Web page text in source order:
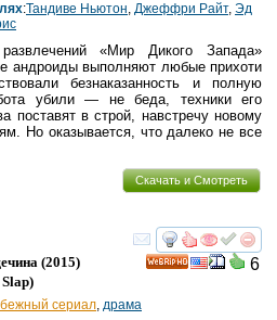
:Тандиве Ньютон, Джеффри Райт, Эд
«Мир Дикого Запада»
андроиды выполняют любые прихоти
безнаказанность и полную
убили — не беда, техники его
поставят в строй, навстречу новому
Но оказывается, что далеко не все
Скачать и Смотреть
смотреть
6
(2015)
)
сериал, драма